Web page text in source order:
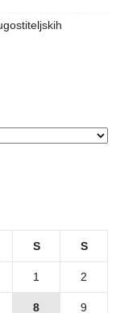
S S
1 2
8 9